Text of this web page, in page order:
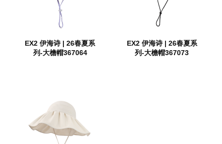
EX2 伊海诗 | 26春夏系
列-大檐帽367064
EX2 伊海诗 | 26春夏系
列-大檐帽367073